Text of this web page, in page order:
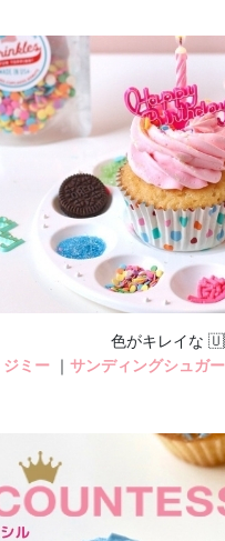
色がキレイな
ジミー ｜ サンディングシュガー